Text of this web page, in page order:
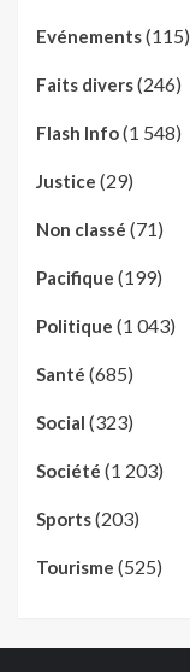
Evénements(115)
Faits divers(246)
Flash Info(1 548)
Justice (29)
Non classé (71)
Pacifique (199)
Politique (1 043)
Santé (685)
Social (323)
Société (1 203)
Sports(203)
Tourisme (525)